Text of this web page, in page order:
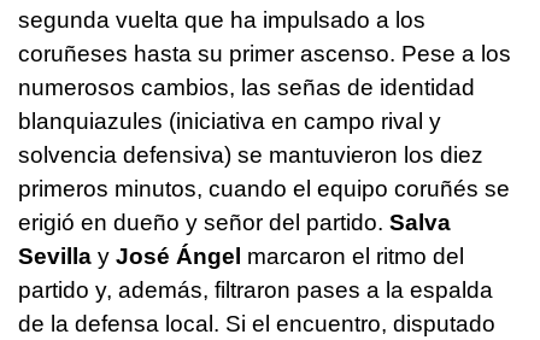
segunda vuelta que ha impulsado a los
coruñeses hasta su primer ascenso. Pese a los
numerosos cambios, las señas de identidad
blanquiazules (iniciativa en campo rival y
solvencia defensiva) se mantuvieron los diez
primeros minutos, cuando el equipo coruñés se
erigió en dueño y señor del partido. Salva
Sevilla y José Ángel marcaron el ritmo del
partido y, además, filtraron pases a la espalda
de la defensa local. Si el encuentro, disputado